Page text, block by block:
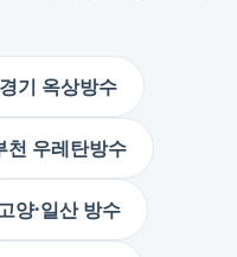
경기 옥상방수
천 우레탄방수
양·일산 방수